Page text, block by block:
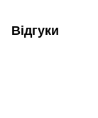
Відгуки